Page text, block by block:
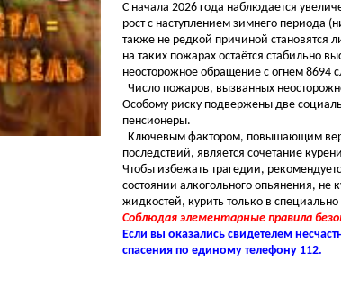
С начала 2026 года наблюдается
рост с наступлением зимнего периода
также не редкой причиной становятся
на таких пожарах остаётся стабильно
неосторожное обращение с огнём 8694
Число пожаров, вызванных
Особому риску подвержены две
пенсионеры.
Ключевым фактором, повышающим
последствий, является сочетание
Чтобы избежать трагедии,
состоянии алкогольного опьянения,
жидкостей, курить только в специально
Соблюдая элементарные правила
Если вы оказались свидетелем
спасения по единому телефону 112.